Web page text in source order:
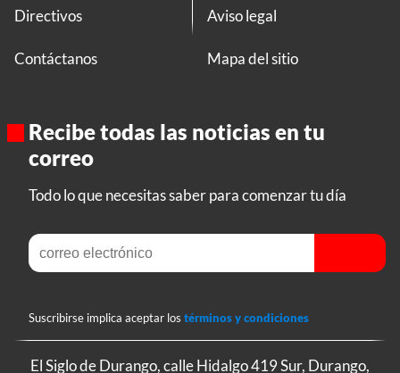
Directivos
Contáctanos
Aviso legal
Mapa del sitio
Recibe todas las noticias en tu
correo
Todo lo que necesitas saber para comenzar tu día
Suscribirse implica aceptar los términos y condiciones
El Siglo de Durango, calle Hidalgo 419 Sur, Durango,